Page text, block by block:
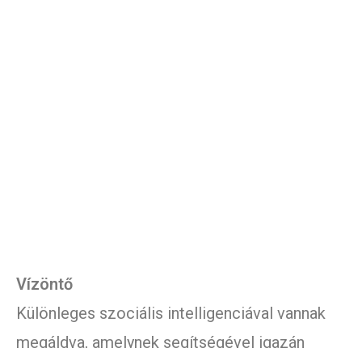
Vízöntő
Különleges szociális intelligenciával vannak
megáldva, amelynek segítségével igazán